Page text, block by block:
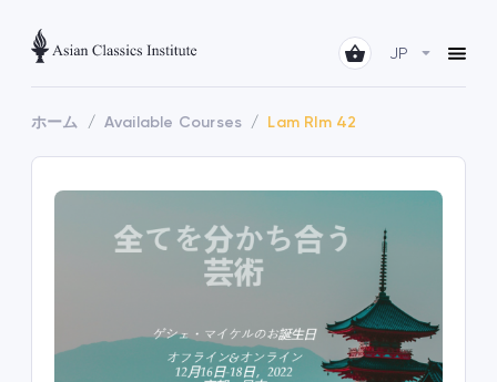
JP
ホーム Available Courses Lam RIm 42